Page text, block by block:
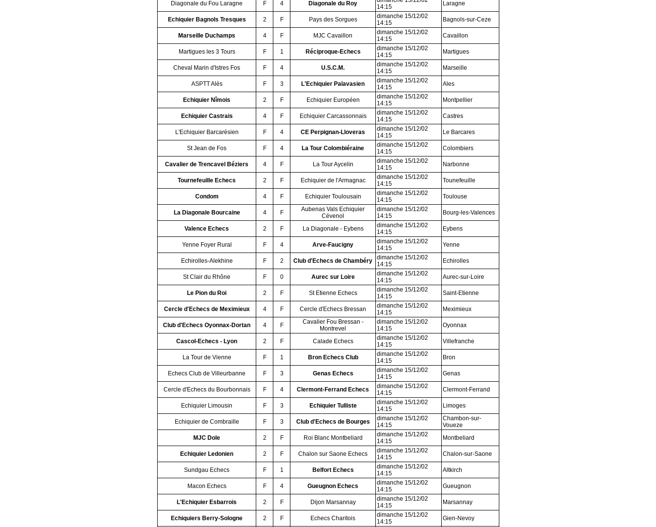
Diagonale du Fou Laragne F 4 Diagonale du Roy
14:15
Laragne
Echiquier Bagnols Tresques 2 F Pays des Sorgues
dimanche 15/12/02
14:15
Bagnols-sur-Ceze
Marseille Duchamps 4 F MJC Cavaillon
dimanche 15/12/02
14:15
Cavaillon
Martigues les 3 Tours F 1 Réciproque-Echecs
dimanche 15/12/02
14:15
Martigues
Cheval Marin d'Istres Fos F 4 U.S.C.M.
dimanche 15/12/02
14:15
Marseille
ASPTT Alès F 3 L'Echiquier Palavasien
dimanche 15/12/02
14:15
Ales
Echiquier Nîmois 2 F Echiquier Européen
dimanche 15/12/02
14:15
Montpellier
Echiquier Castrais 4 F Echiquier Carcassonnais
dimanche 15/12/02
14:15
Castres
L'Echiquier Barcarésien F 4 CE Perpignan-Lloveras
dimanche 15/12/02
14:15
Le Barcares
St Jean de Fos F 4 La Tour Colombiéraine
dimanche 15/12/02
14:15
Colombiers
Cavalier de Trencavel Béziers 4 F La Tour Aycelin
dimanche 15/12/02
14:15
Narbonne
Tournefeuille Echecs 2 F Echiquier de l'Armagnac
dimanche 15/12/02
14:15
Tounefeuille
Condom 4 F Echiquier Toulousain
dimanche 15/12/02
14:15
Toulouse
La Diagonale Bourcaine 4 F
Aubenas Vals Echiquier
Cévenol
dimanche 15/12/02
14:15
Bourg-les-Valences
Valence Echecs 2 F La Diagonale - Eybens
dimanche 15/12/02
14:15
Eybens
Yenne Foyer Rural F 4 Arve-Faucigny
dimanche 15/12/02
14:15
Yenne
Echirolles-Alekhine F 2 Club d'Echecs de Chambéry
dimanche 15/12/02
14:15
Echirolles
St Clair du Rhône F 0 Aurec sur Loire
dimanche 15/12/02
14:15
Aurec-sur-Loire
Le Pion du Roi 2 F St Etienne Echecs
dimanche 15/12/02
14:15
Saint-Etienne
Cercle d'Echecs de Meximieux 4 F Cercle d'Echecs Bressan
dimanche 15/12/02
14:15
Meximieux
Club d'Echecs Oyonnax-Dortan 4 F
Cavalier Fou Bressan -
Montrevel
dimanche 15/12/02
14:15
Oyonnax
Cascol-Echecs - Lyon 2 F Calade Echecs
dimanche 15/12/02
14:15
Villefranche
La Tour de Vienne F 1 Bron Echecs Club
dimanche 15/12/02
14:15
Bron
Echecs Club de Villeurbanne F 3 Genas Echecs
dimanche 15/12/02
14:15
Genas
Cercle d'Echecs du Bourbonnais F 4 Clermont-Ferrand Echecs
dimanche 15/12/02
14:15
Clermont-Ferrand
Echiquier Limousin F 3 Echiquier Tulliste
dimanche 15/12/02
14:15
Limoges
Echiquier de Combraille F 3 Club d'Echecs de Bourges
dimanche 15/12/02
14:15
Chambon-sur-
Voueze
MJC Dole
2 F Roi Blanc Montbeliard
dimanche 15/12/02
14:15
Montbeliard
Echiquier Ledonien 2 F Chalon sur Saone Echecs
dimanche 15/12/02
14:15
Chalon-sur-Saone
Sundgau Echecs F 1 Belfort Echecs
dimanche 15/12/02
14:15
Altkirch
Macon Echecs F 4 Gueugnon Echecs
dimanche 15/12/02
14:15
Gueugnon
L'Echiquier Esbarrois 2 F Dijon Marsannay
dimanche 15/12/02
14:15
Marsannay
Echiquiers Berry-Sologne 2 F Echecs Charitois
dimanche 15/12/02
14:15
Gien-Nevoy